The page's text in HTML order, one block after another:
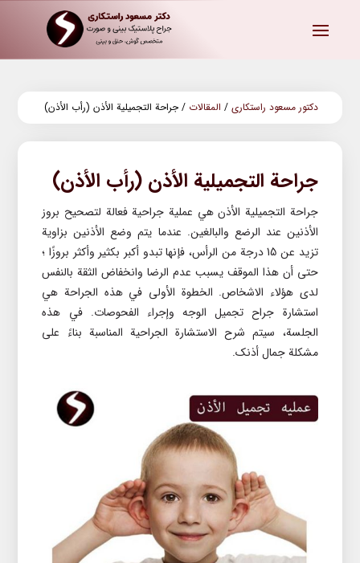
دکتور مسعود راستکاری / المقالات /جراحة التجمیلیة الأذن (رأب الأذن)
جراحة التجمیلیة الأذن (رأب الأذن)
جراحة التجمیلیة الأذن هي عملية جراحية فعالة لتصحيح بروز
الأذنين عند الرضع والبالغين. عندما يتم وضع الأذنين بزاوية
تزيد عن 15 درجة من الرأس، فإنها تبدو أکبر بکثير وأکثر بروزًا ؛
حتى أن هذا الموقف يسبب عدم الرضا وانخفاض الثقة بالنفس
لدى هؤلاء الاشخاص. الخطوة الأولى في هذه الجراحة هي
استشارة جراح تجميل الوجه وإجراء الفحوصات. في هذه
الجلسة، سيتم شرح الاستشارة الجراحية المناسبة بناءً على
مشکلة جمال أذنک.